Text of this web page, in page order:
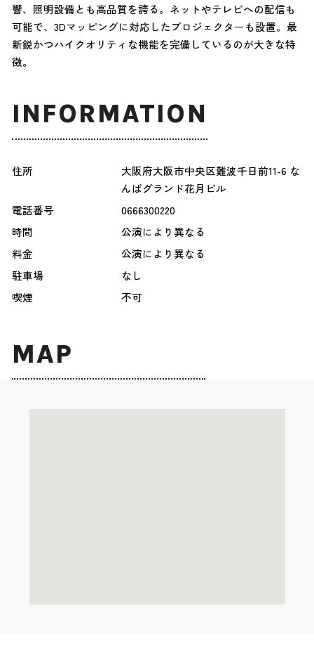
響、照明設備とも高品質を誇る。ネットやテレビへの配信も
可能で、3Dマッピングに対応したプロジェクターも設置。最
新鋭かつハイクオリティな機能を完備しているのが大きな特
徴。
INFORMATION
住所
大阪府大阪市中央区難波千日前11-6 な
んばグランド花月ビル
電話番号
0666300220
時間
公演により異なる
料金
公演により異なる
駐車場
なし
喫煙
不可
MAP